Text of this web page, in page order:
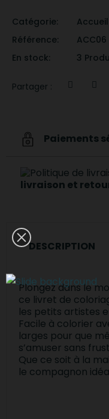
Catégorie
Accueil
Référence
ACC06
En stock
3
Partager :
Paiements
livraison et
DESCRIPTION
Plongez dans le
ce livret de
les petits artistes
Facile à colorier
larges pour que
s’amuser sans
Que ce soit à la
le compagnon